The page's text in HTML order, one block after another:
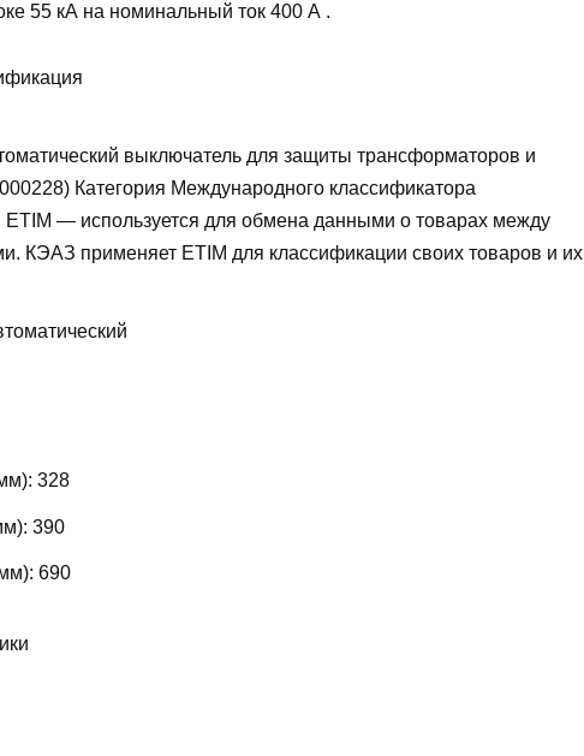
55 кА на номинальный ток 400 А .
выключатель для защиты трансформаторов и
Категория Международного классификатора
ETIM — используется для обмена данными о товарах между
КЭАЗ применяет ETIM для классификации своих товаров и их
328
390
690